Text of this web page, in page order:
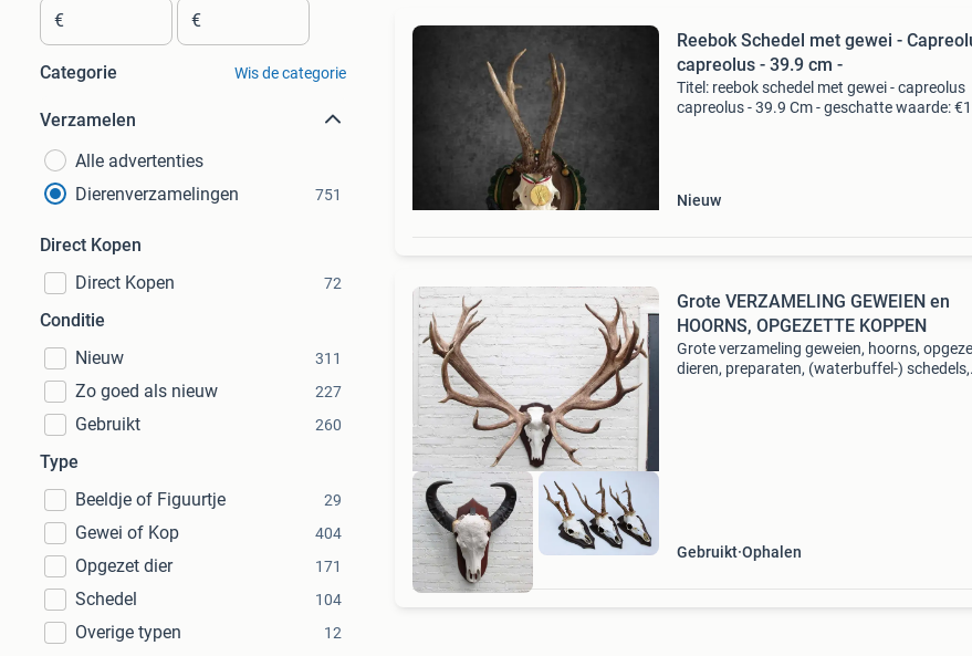
€ €
Categorie Wis de categorie
Verzamelen
Alle advertenties
Dierenverzamelingen
751
Direct Kopen
Direct Kopen
72
Conditie
Nieuw
311
Zo goed als nieuw 227
Gebruikt 260
Type
Beeldje of Figuurtje
29
Gewei of Kop 404
Opgezet dier 171
Schedel 104
Overige typen 12
Reebok Schedel met gewei -
capreolus - 39.9 cm -
Titel: reebok schedel met gewei - capreolus
capreolus - 39.9 Cm - geschatte waarde:
Nieuw
Grote VERZAMELING GEWEIEN en
HOORNS, OPGEZETTE KOPPEN
Grote verzameling geweien, hoorns,
dieren, preparaten, (waterbuffel-) schedels,
Gebruikt Ophalen